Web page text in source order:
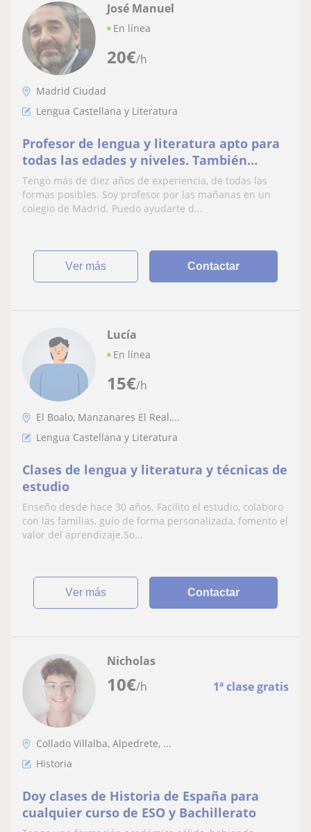
20€/h
José Manuel
En línea
Madrid Ciudad
Lengua Castellana y Literatura
Profesor de lengua y literatura apto para
todas las edades y niveles. También
español para extranjeros.
Tengo más de diez años de experiencia, de todas las
formas posibles. Soy profesor por las mañanas en un
colegio de Madrid. Puedo ayudarte d...
ver más Contactar
15€/h
Lucía
En línea
El Boalo, Manzanares El Real,...
Lengua Castellana y Literatura
Clases de lengua y literatura y técnicas de
estudio
Enseño desde hace 30 años. Facilito el estudio, colaboro
con las familias, guío de forma personalizada, fomento el
valor del aprendizaje.So...
ver más Contactar
10€/h 1ª clase gratis
Nicholas
Collado Villalba, Alpedrete, ...
Historia
Doy clases de Historia de España para
cualquier curso de ESO y Bachillerato